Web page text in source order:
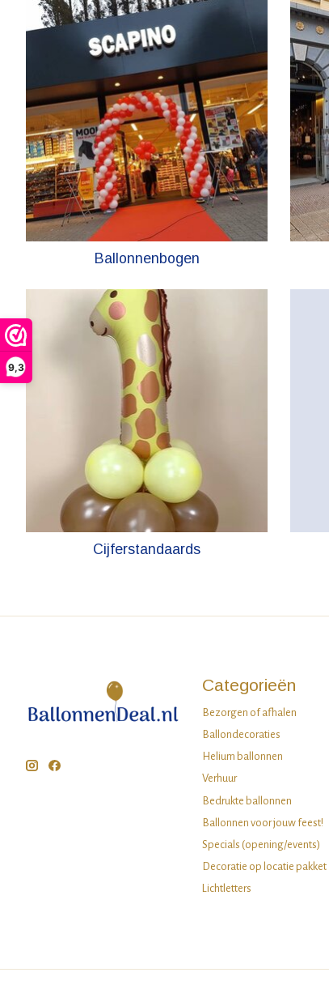
9,3
Ballonnenbogen
Cijferstandaards
Categorieën
Bezorgen of afhalen
Ballondecoraties
Helium ballonnen
Verhuur
Bedrukte ballonnen
Ballonnen voor jouw feest!
Specials (opening/events)
Decoratie op locatie pakket
Lichtletters